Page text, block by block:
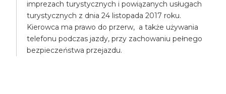
imprezach turystycznych i powiązanych usługach
turystycznych z dnia 24 listopada 2017 roku.
Kierowca ma prawo do przerw, a także używania
telefonu podczas jazdy, przy zachowaniu pełnego
bezpieczeństwa przejazdu.